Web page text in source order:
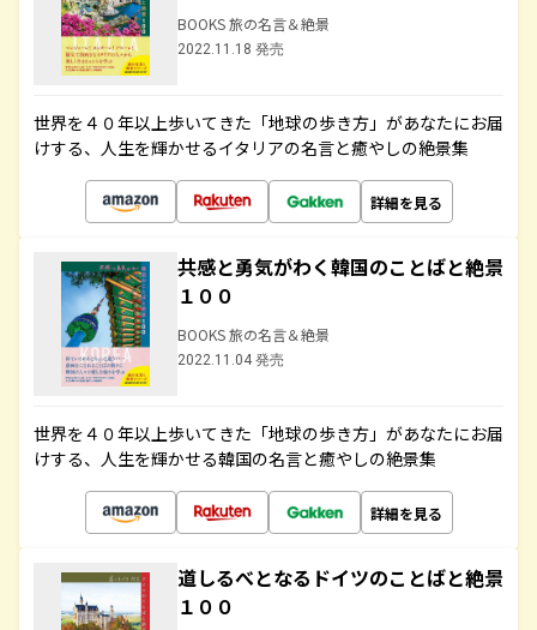
BOOKS 旅の名言＆絶景
2022.11.18 発売
世界を４０年以上歩いてきた「地球の歩き方」があなたにお届
けする、人生を輝かせるイタリアの名言と癒やしの絶景集
詳細を見る
共感と勇気がわく韓国のことばと絶景
１００
BOOKS 旅の名言＆絶景
2022.11.04 発売
世界を４０年以上歩いてきた「地球の歩き方」があなたにお届
けする、人生を輝かせる韓国の名言と癒やしの絶景集
詳細を見る
道しるべとなるドイツのことばと絶景
１００